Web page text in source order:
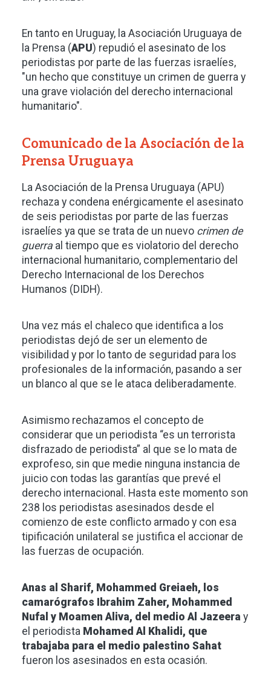
En tanto en Uruguay, la Asociación Uruguaya de
la Prensa (APU) repudió el asesinato de los
periodistas por parte de las fuerzas israelíes,
"un hecho que constituye un crimen de guerra y
una grave violación del derecho internacional
humanitario".
Comunicado de la Asociación de la
Prensa Uruguaya
La Asociación de la Prensa Uruguaya (APU)
rechaza y condena enérgicamente el asesinato
de seis periodistas por parte de las fuerzas
israelíes ya que se trata de un nuevo crimen de
guerra al tiempo que es violatorio del derecho
internacional humanitario, complementario del
Derecho Internacional de los Derechos
Humanos (DIDH).
Una vez más el chaleco que identifica a los
periodistas dejó de ser un elemento de
visibilidad y por lo tanto de seguridad para los
profesionales de la información, pasando a ser
un blanco al que se le ataca deliberadamente.
Asimismo rechazamos el concepto de
considerar que un periodista “es un terrorista
disfrazado de periodista” al que se lo mata de
exprofeso, sin que medie ninguna instancia de
juicio con todas las garantías que prevé el
derecho internacional. Hasta este momento son
238 los periodistas asesinados desde el
comienzo de este conflicto armado y con esa
tipificación unilateral se justifica el accionar de
las fuerzas de ocupación.
Anas al Sharif, Mohammed Greiaeh, los
camarógrafos Ibrahim Zaher, Mohammed
Nufal y Moamen Aliva, del medio Al Jazeera y
el periodista Mohamed Al Khalidi, que
trabajaba para el medio palestino Sahat
fueron los asesinados en esta ocasión.